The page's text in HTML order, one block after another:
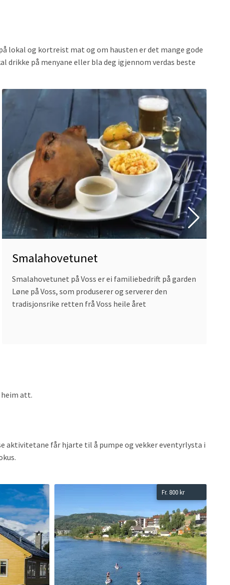
lokal og kortreist mat og om hausten er det mange gode
drikke på menyane eller bla deg igjennom verdas beste
Read
about
Smalahovetunet
Smalahovetunet
Smalahovetunet på Voss er ei familiebedrift på garden
Løne på Voss, som produserer og serverer den
tradisjonsrike retten frå Voss heile året
heim att.
aktivitetane får hjarte til å pumpe og vekker eventyrlysta i
about
Guida
elvetur
på
SUP-
brett,
Fr. 800 kr